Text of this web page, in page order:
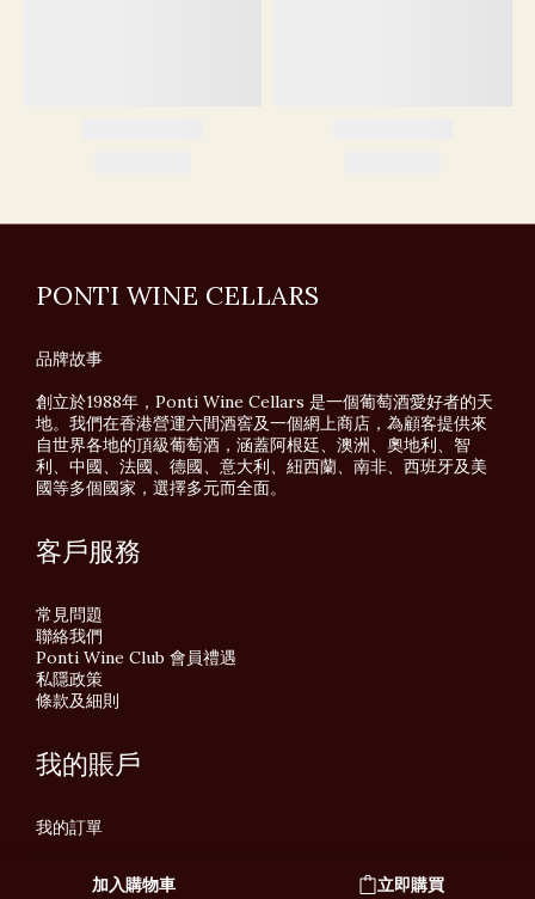
加入購物車 立即購買
PONTI WINE CELLARS
品牌故事
創立於1988年，Ponti Wine Cellars 是一個葡萄酒愛好者的天
地。我們在香港營運六間酒窖及一個網上商店，為顧客提供來
自世界各地的頂級葡萄酒，涵蓋阿根廷、澳洲、奧地利、智
利、中國、法國、德國、意大利、紐西蘭、南非、西班牙及美
國等多個國家，選擇多元而全面。
客戶服務
常見問題
聯絡我們
Ponti Wine Club 會員禮遇
私隱政策
條款及細則
我的賬戶
我的訂單